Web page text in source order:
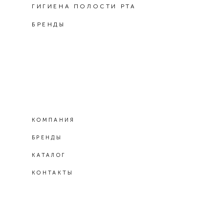
ГИГИЕНА ПОЛОСТИ РТА
БРЕНДЫ
КОМПАНИЯ
БРЕНДЫ
КАТАЛОГ
КОНТАКТЫ